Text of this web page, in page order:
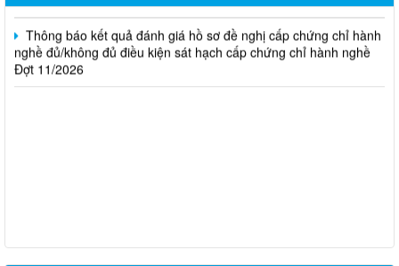
Thông báo kết quả đánh giá hồ sơ đề nghị cấp chứng chỉ hành
nghề đủ/không đủ điều kiện sát hạch cấp chứng chỉ hành nghề
Đợt 11/2026